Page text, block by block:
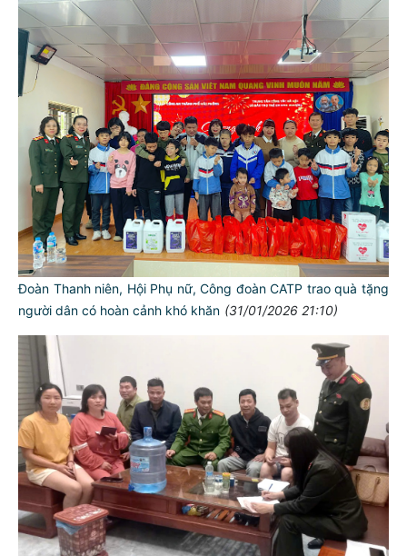
Đoàn Thanh niên, Hội Phụ nữ, Công đoàn CATP trao quà tặng
người dân có hoàn cảnh khó khăn (31/01/2026 21:10)